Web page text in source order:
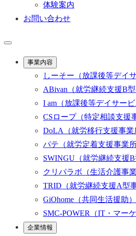
体験案内
お問い合わせ
事業内容
しーそー （放課後等デイ
ABivan （就労継続支援B型
I am （放課後等デイサービ
CSロープ（特定相談支援
DoLA
（就労移行支援事業
パテ （就労定着支援事業所
SWINGU （就労継続支援
クリパラボ （生活介護事
TRID （就労継続支援A型
GiOhome （共同生活援助）
SMC-POWER
（IT・マー
企業情報